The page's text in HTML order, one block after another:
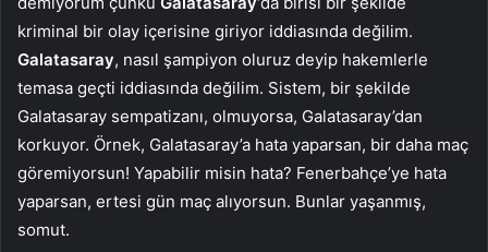
kriminal bir olay içerisine giriyor iddiasında değilim.
Galatasaray, nasıl şampiyon oluruz deyip hakemlerle
temasa geçti iddiasında değilim. Sistem, bir şekilde
Galatasaray sempatizanı, olmuyorsa, Galatasaray’dan
korkuyor. Örnek, Galatasaray’a hata yaparsan, bir daha maç
göremiyorsun! Yapabilir misin hata? Fenerbahçe’ye hata
yaparsan, ertesi gün maç alıyorsun. Bunlar yaşanmış,
somut.